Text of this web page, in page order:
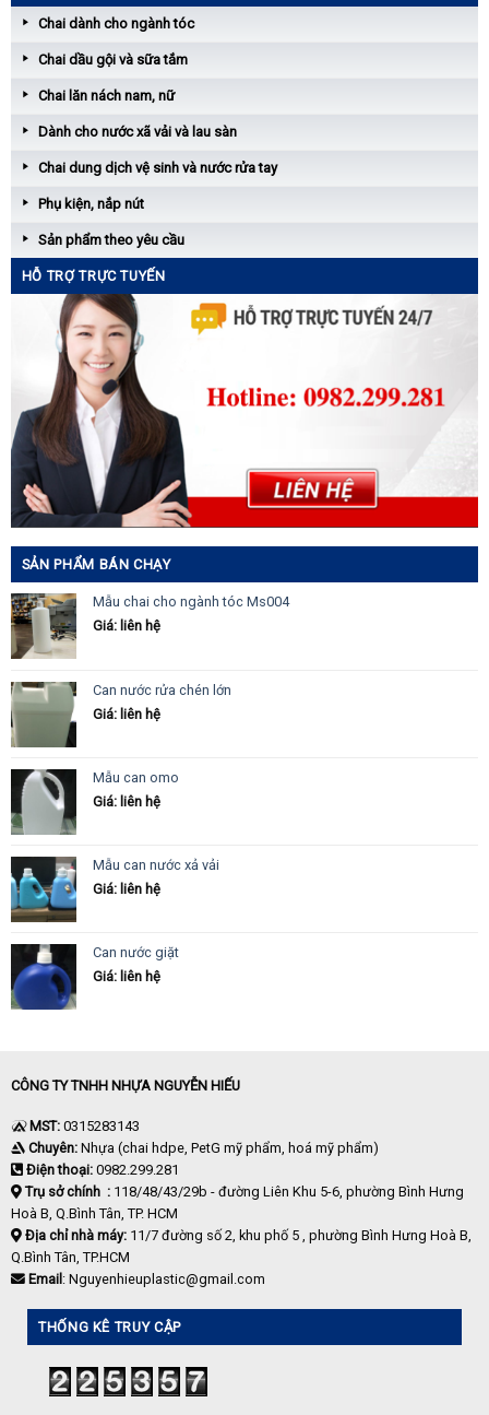
Chai dành cho ngành tóc
Chai dầu gội và sữa tắm
Chai lăn nách nam, nữ
Dành cho nước xã vải và lau sàn
Chai dung dịch vệ sinh và nước rửa tay
Phụ kiện, nắp nút
Sản phẩm theo yêu cầu
HỖ TRỢ TRỰC TUYẾN
SẢN PHẨM BÁN CHẠY
Mẫu chai cho ngành tóc Ms004
Giá: liên hệ
Can nước rửa chén lớn
Giá: liên hệ
Mẫu can omo
Giá: liên hệ
Mẫu can nước xả vải
Giá: liên hệ
Can nước giặt
Giá: liên hệ
CÔNG TY TNHH NHỰA NGUYỄN HIẾU
MST: 0315283143
Chuyên: Nhựa (chai hdpe, PetG mỹ phẩm, hoá mỹ phẩm)
Điện thoại: 0982.299.281
Trụ sở chính : 118/48/43/29b - đường Liên Khu 5-6, phường Bình Hưng
Hoà B, Q.Bình Tân, TP. HCM
Địa chỉ nhà máy: 11/7 đường số 2, khu phố 5 , phường Bình Hưng Hoà B,
Q.Bình Tân, TP.HCM
Email : Nguyenhieuplastic@gmail.com
THỐNG KÊ TRUY CẬP